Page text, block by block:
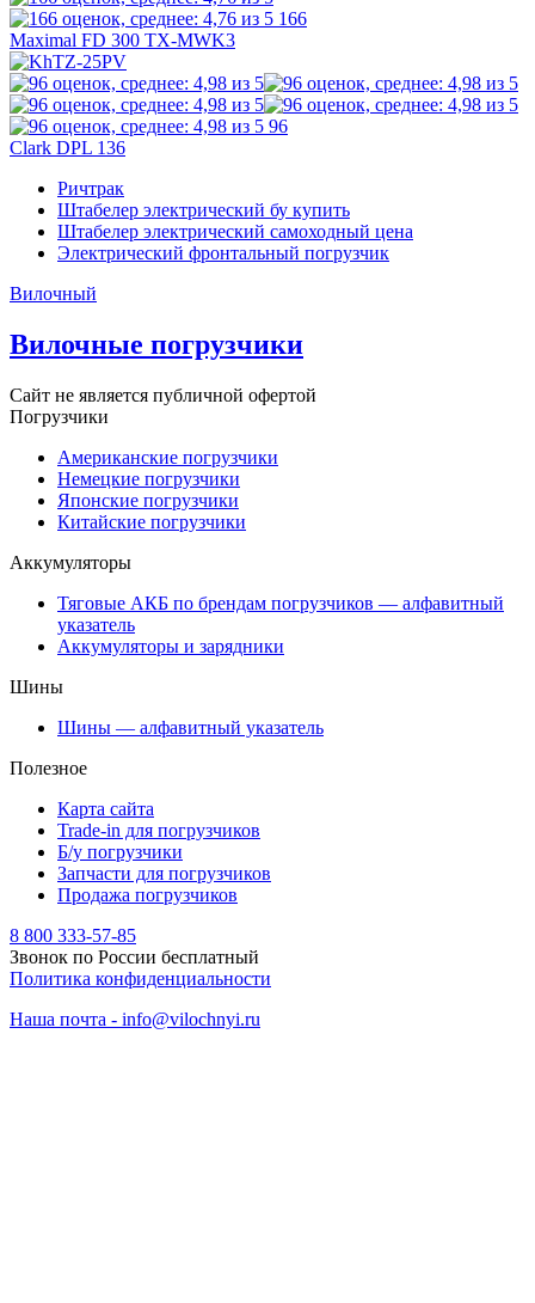
166
Maximal FD 300 TX-MWK3
96
Clark DPL 136
Ричтрак
Штабелер электрический бу купить
Штабелер электрический самоходный цена
Электрический фронтальный погрузчик
Вилочный
Вилочные погрузчики
Сайт не является публичной офертой
Погрузчики
Американские погрузчики
Немецкие погрузчики
Японские погрузчики
Китайские погрузчики
Аккумуляторы
Тяговые АКБ по брендам погрузчиков — алфавитный
указатель
Аккумуляторы и зарядники
Шины
Шины — алфавитный указатель
Полезное
Карта сайта
Trade-in для погрузчиков
Б/у погрузчики
Запчасти для погрузчиков
Продажа погрузчиков
8 800 333-57-85
Звонок по России бесплатный
Политика конфиденциальности
Наша почта - info@vilochnyi.ru